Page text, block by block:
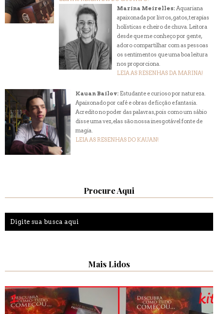
Marina Meirelles:Aquariana
apaixonada por livros, gatos, terapias
holísticas e cheiro de chuva. Leitora
desde que me conheço por gente,
adoro compartilhar com as pessoas
os sentimentos que uma boa leitura
nos proporciona.
LEIA AS RESENHAS DA MARINA!
Kauan Bailov: Estudante e curioso por natureza.
Apaixonado por café e obras de ficção e fantasia.
Acredito no poder das palavras, pois como um sábio
disse uma vez, elas são nossa inesgotável fonte de
magia.
LEIA AS RESENHAS DO KAUAN!
Procure Aqui
Mais Lidos